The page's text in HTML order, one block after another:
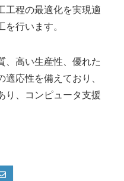
工程の最適化を実現適
行います。
、高い生産性、優れた
応性を備えており、
り、コンピュータ支援